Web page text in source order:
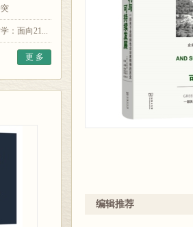
：面向21...
更 多
编辑推荐